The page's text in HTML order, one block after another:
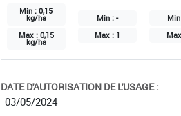
Min :0,15
kg/ha
Max : 0,15
kg/ha
Min : -
Max : 1
DATE D'AUTORISATION DE L'USAGE :
03/05/2024